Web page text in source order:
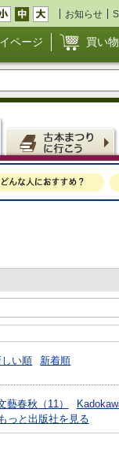
お知らせ
ページ 買い
い順 新着順
藝春秋（11）
もっと出版社を見る